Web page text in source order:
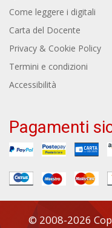
Come leggere i digitali
Carta del Docente
Privacy & Cookie Policy
Termini e condizioni
Accessibilità
Pagamenti
© 2008-2026